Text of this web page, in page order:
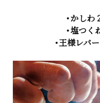
・かし
・塩つ
・王様レバ